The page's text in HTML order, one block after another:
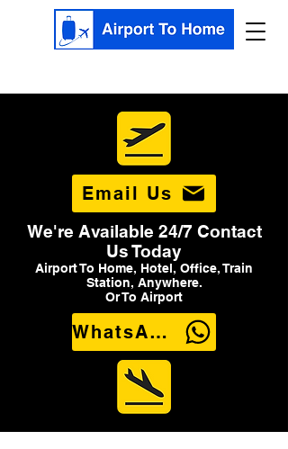
Email Us
We're Available 24/7 Contact
Us Today
Airport To Home, Hotel, Office, Train
Station, Anywhere.
Or To Airport
WhatsApp Us